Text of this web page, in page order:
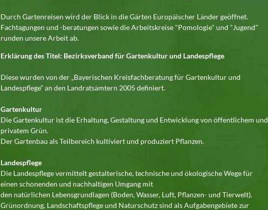
Durch Gartenreisen wird der Blick in die Gärten Europäischer Länder geöffnet.
Fachtagungen und -beratungen sowie die Arbeitskreise "Pomologie" und "Jugend"
runden unsere Arbeit ab.
Erklärung des Titel: Bezirksverband für Gartenkultur und Landespflege
Diese wurden von der „Bayerischen Kreisfachberatung für Gartenkultur und
Landespflege“ an den Landratsämtern 2005 definiert.
Gartenkultur
Die Gartenkultur ist die Erhaltung, Gestaltung und Entwicklung von öffentlichem und
privatem Grün.
Der Gartenbau als Teilbereich kultiviert und produziert Pflanzen.
Landespflege
Die Landespflege vermittelt gestalterische, technische und ökologische Wege für
einen schonenden und nachhaltigen Umgang mit
den natürlichen Lebensgrundlagen (Boden, Wasser, Luft, Pflanzen- und Tierwelt).
Grünordnung, Landschaftspflege und Naturschutz sind als Aufgabengebiete zur